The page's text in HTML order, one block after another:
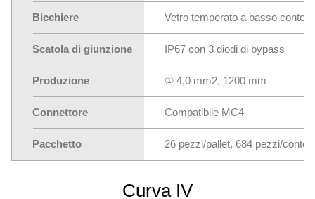
Bicchiere Vetro temperato a basso
Scatola di giunzione IP67 con 3 diodi di bypass
Produzione ① 4,0 mm2, 1200 mm
Connettore Compatibile MC4
Pacchetto 26 pezzi/pallet, 684 pezzi/
Curva IV